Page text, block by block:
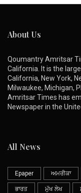
About Us
Qoumantry Amritsar
California. It is the
California, New York,
Milwaukee, Michigan,
Amritsar Times has
Newspaper in the
All News
Epaper ਅਮਰੀਕਾ
ਭਾਰਤ ਮੁੱਖ ਲੇਖ